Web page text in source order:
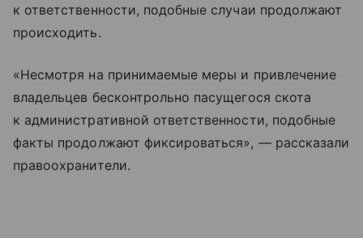
к ответственности, подобные случаи продолжают
происходить.
«Несмотря на принимаемые меры и привлечение
владельцев бесконтрольно пасущегося скота
к административной ответственности, подобные
факты продолжают фиксироваться», — рассказали
правоохранители.